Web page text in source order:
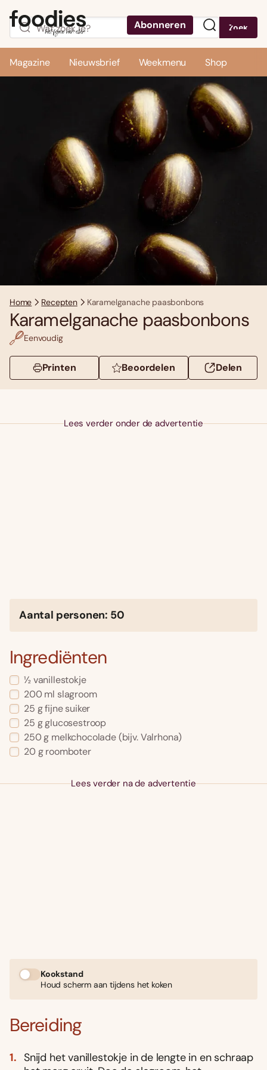
Abonneren Zoek
Magazine Nieuwsbrief Weekmenu Shop
Home Recepten Karamelganache paasbonbons
Karamelganache paasbonbons
Eenvoudig
Printen Beoordelen Delen
Lees verder onder de advertentie
Aantal personen: 50
Ingrediënten
½ vanillestokje
200 ml slagroom
25 g fijne suiker
25 g glucosestroop
250 g melkchocolade (bijv. Valrhona)
20 g roomboter
Lees verder na de advertentie
Kookstand
Houd scherm aan tijdens het koken
Bereiding
Snijd het vanillestokje in de lengte in en schraap